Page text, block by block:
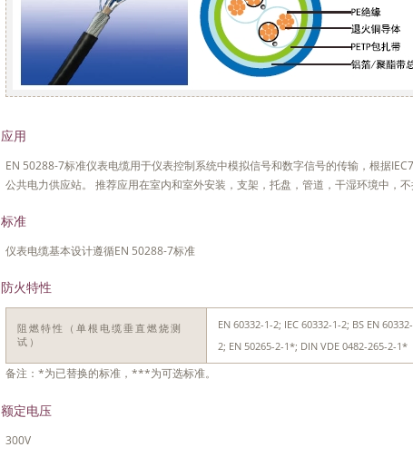
应用
EN 50288-7标准仪表电缆用于仪表控制系统中模拟信号和数字信号的传输，根据
公共电力供应站。 推荐应用在室内和室外安装，支架，托盘，管道，干湿环境中，
标准
仪表电缆基本设计遵循EN 50288-7标准
防火特性
阻燃特性（单根电缆垂直燃烧测
试）
EN 60332-1-2; IEC 60332-1-2; BS EN
2; EN 50265-2-1*; DIN VDE 0482-265-2-1*
备注：*为已替换的标准，***为可选标准。
额定电压
300V